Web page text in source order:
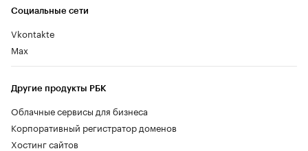
Социальные сети
Vkontakte
Max
Другие продукты РБК
Облачные сервисы для бизнеса
Корпоративный регистратор доменов
Хостинг сайтов